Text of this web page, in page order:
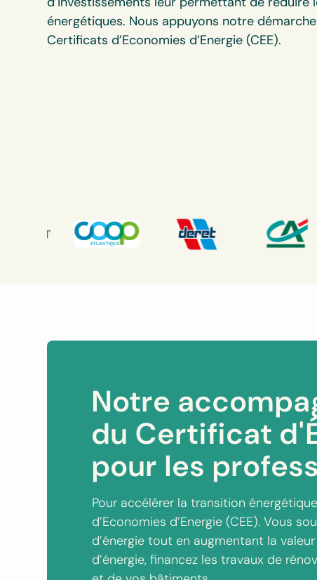
énergétiques. Nous appuyons notre
Certificats d’Economies d’Energie (CEE).
Notre
du Certificat
pour les
Pour accélérer la transition
d’Economies d’Energie (CEE). Vous
d’énergie tout en augmentant la
d’énergie, financez les travaux de